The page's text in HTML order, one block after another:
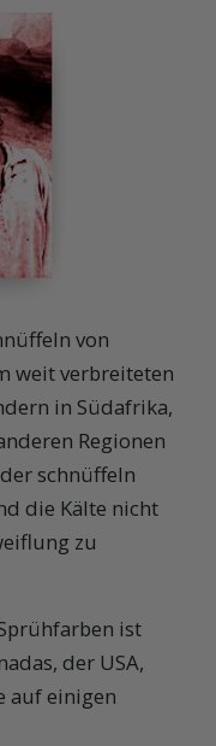
von
weit verbreiteten
in Südafrika,
Regionen
schnüffeln
die Kälte nicht
zu
ist
der USA,
auf einigen